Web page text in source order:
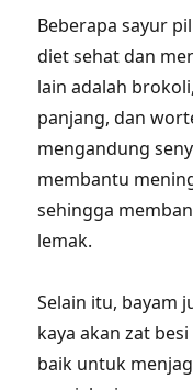
Beberapa sayur
diet sehat dan
lain adalah
panjang, dan
mengandung
membantu
sehingga
lemak.
Selain itu, bayam
kaya akan zat
baik untuk